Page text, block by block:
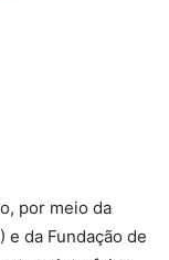
por meio da
e da Fundação de